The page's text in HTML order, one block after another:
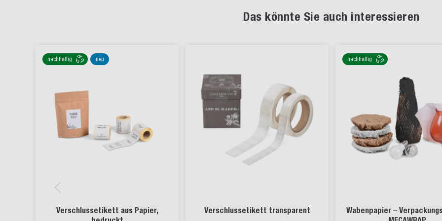
Das könnte Sie auch interessieren
nachhaltig neu
Verschlussetikett aus Papier,
Verschlussetikett transparent
nachhaltig
Wabenpapier –